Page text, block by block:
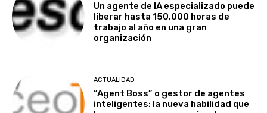
Un agente de IA especializado puede
liberar hasta 150.000 horas de
trabajo al año en una gran
organización
ACTUALIDAD
“Agent Boss” o gestor de agentes
inteligentes: la nueva habilidad que